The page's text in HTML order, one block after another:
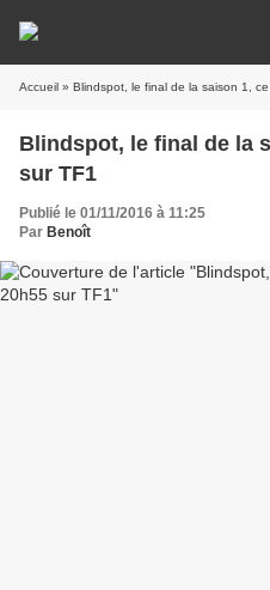
Accueil » Blindspot, le final de la saison 1,
Blindspot, le final de la
sur TF1
Publié le 01/11/2016 à 11:25
Par Benoît